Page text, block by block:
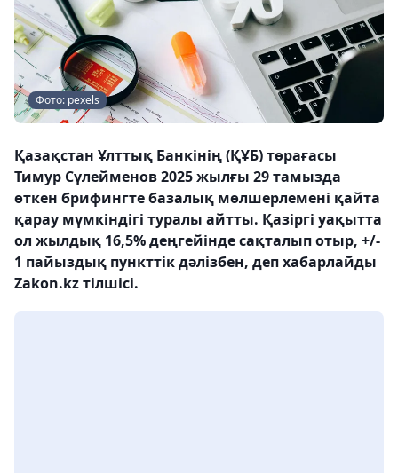
Фото: pexels
Қазақстан Ұлттық Банкінің (ҚҰБ) төрағасы
Тимур Сүлейменов 2025 жылғы 29 тамызда
өткен брифингте базалық мөлшерлемені қайта
қарау мүмкіндігі туралы айтты. Қазіргі уақытта
ол жылдық 16,5% деңгейінде сақталып отыр, +/-
1 пайыздық пункттік дәлізбен, деп хабарлайды
Zakon.kz тілшісі.